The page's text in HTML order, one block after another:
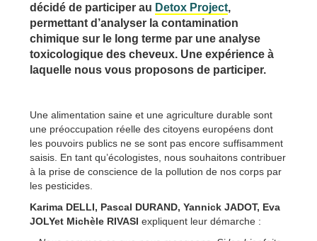
décidé de participer au Detox Project,
permettant d’analyser la contamination
chimique sur le long terme par une analyse
toxicologique des cheveux. Une expérience à
laquelle nous vous proposons de participer.
Une alimentation saine et une agriculture durable sont
une préoccupation réelle des citoyens européens dont
les pouvoirs publics ne se sont pas encore suffisamment
saisis. En tant qu’écologistes, nous souhaitons contribuer
à la prise de conscience de la pollution de nos corps par
les pesticides.
Karima DELLI, Pascal DURAND, Yannick JADOT, Eva
JOLYet Michèle RIVASI expliquent leur démarche :